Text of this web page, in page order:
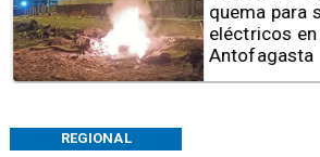
REGIONAL
quema para
eléctricos
Antofagasta